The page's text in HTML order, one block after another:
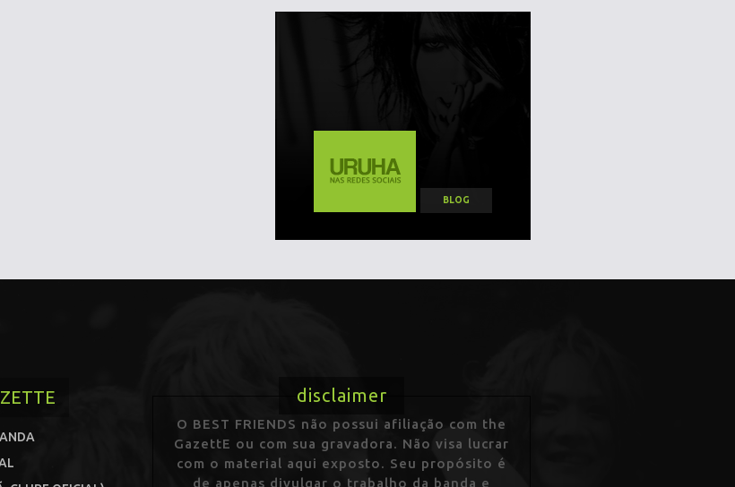
BLOG
disclaimer
O BEST FRIENDS não possui afiliação com the
GazettE ou com sua gravadora. Não visa lucrar
com o material aqui exposto. Seu propósito é
de apenas divulgar o trabalho da banda e